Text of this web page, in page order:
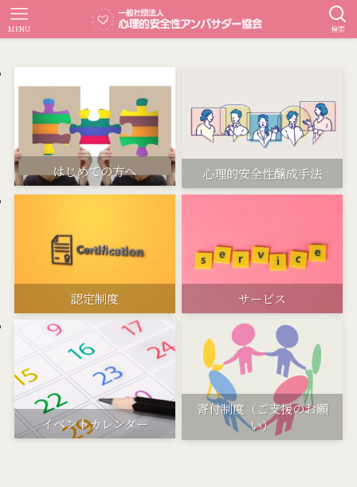
検索
MENU
はじめての方へ 心理的安全性醸成手法
認定制度 サービス
イベントカレンダー
寄付制度（ご支援のお願
い）